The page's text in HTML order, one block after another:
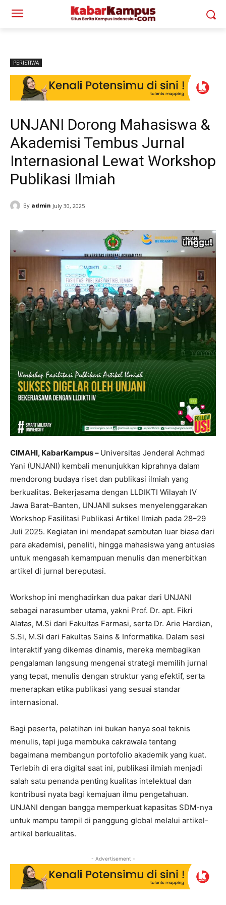
PERISTIWA
UNJANI Dorong Mahasiswa &
Akademisi Tembus Jurnal
Internasional Lewat Workshop
Publikasi Ilmiah
By admin July 30, 2025
CIMAHI, KabarKampus – Universitas Jenderal Achmad
Yani (UNJANI) kembali menunjukkan kiprahnya dalam
mendorong budaya riset dan publikasi ilmiah yang
berkualitas. Bekerjasama dengan LLDIKTI Wilayah IV
Jawa Barat–Banten, UNJANI sukses menyelenggarakan
Workshop Fasilitasi Publikasi Artikel Ilmiah pada 28–29
Juli 2025. Kegiatan ini mendapat sambutan luar biasa dari
para akademisi, peneliti, hingga mahasiswa yang antusias
untuk mengasah kemampuan menulis dan menerbitkan
artikel di jurnal bereputasi.
Workshop ini menghadirkan dua pakar dari UNJANI
sebagai narasumber utama, yakni Prof. Dr. apt. Fikri
Alatas, M.Si dari Fakultas Farmasi, serta Dr. Arie Hardian,
S.Si, M.Si dari Fakultas Sains & Informatika. Dalam sesi
interaktif yang dikemas dinamis, mereka membagikan
pengalaman langsung mengenai strategi memilih jurnal
yang tepat, menulis dengan struktur yang efektif, serta
menerapkan etika publikasi yang sesuai standar
internasional.
Bagi peserta, pelatihan ini bukan hanya soal teknis
menulis, tapi juga membuka cakrawala tentang
bagaimana membangun portofolio akademik yang kuat.
Terlebih di era digital saat ini, publikasi ilmiah menjadi
salah satu penanda penting kualitas intelektual dan
kontribusi nyata bagi kemajuan ilmu pengetahuan.
UNJANI dengan bangga memperkuat kapasitas SDM-nya
untuk mampu tampil di panggung global melalui artikel-
artikel berkualitas.
- Advertisement -